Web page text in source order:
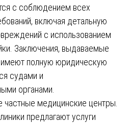
с соблюдением всех
включая детальную
с использованием
Заключения, выдаваемые
имеют полную юридическую
судами и
органами.
медицинские центры.
предлагают услуги